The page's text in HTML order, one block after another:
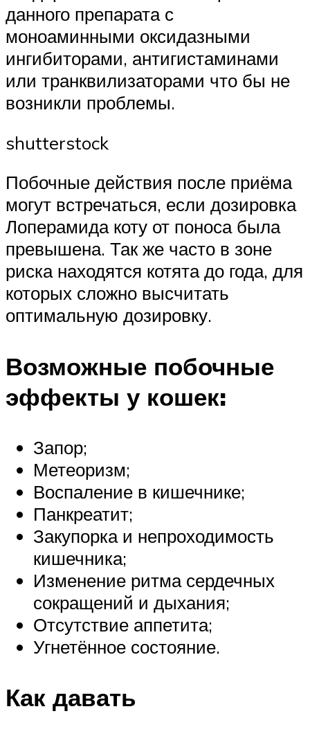
данного препарата с
моноаминными оксидазными
ингибиторами, антигистаминами
или транквилизаторами что бы не
возникли проблемы.
shutterstock
Побочные действия после приёма
могут встречаться, если дозировка
Лоперамида коту от поноса была
превышена. Так же часто в зоне
риска находятся котята до года, для
которых сложно высчитать
оптимальную дозировку.
Возможные побочные
эффекты у кошек:
Запор;
Метеоризм;
Воспаление в кишечнике;
Панкреатит;
Закупорка и непроходимость
кишечника;
Изменение ритма сердечных
сокращений и дыхания;
Отсутствие аппетита;
Угнетённое состояние.
Как давать